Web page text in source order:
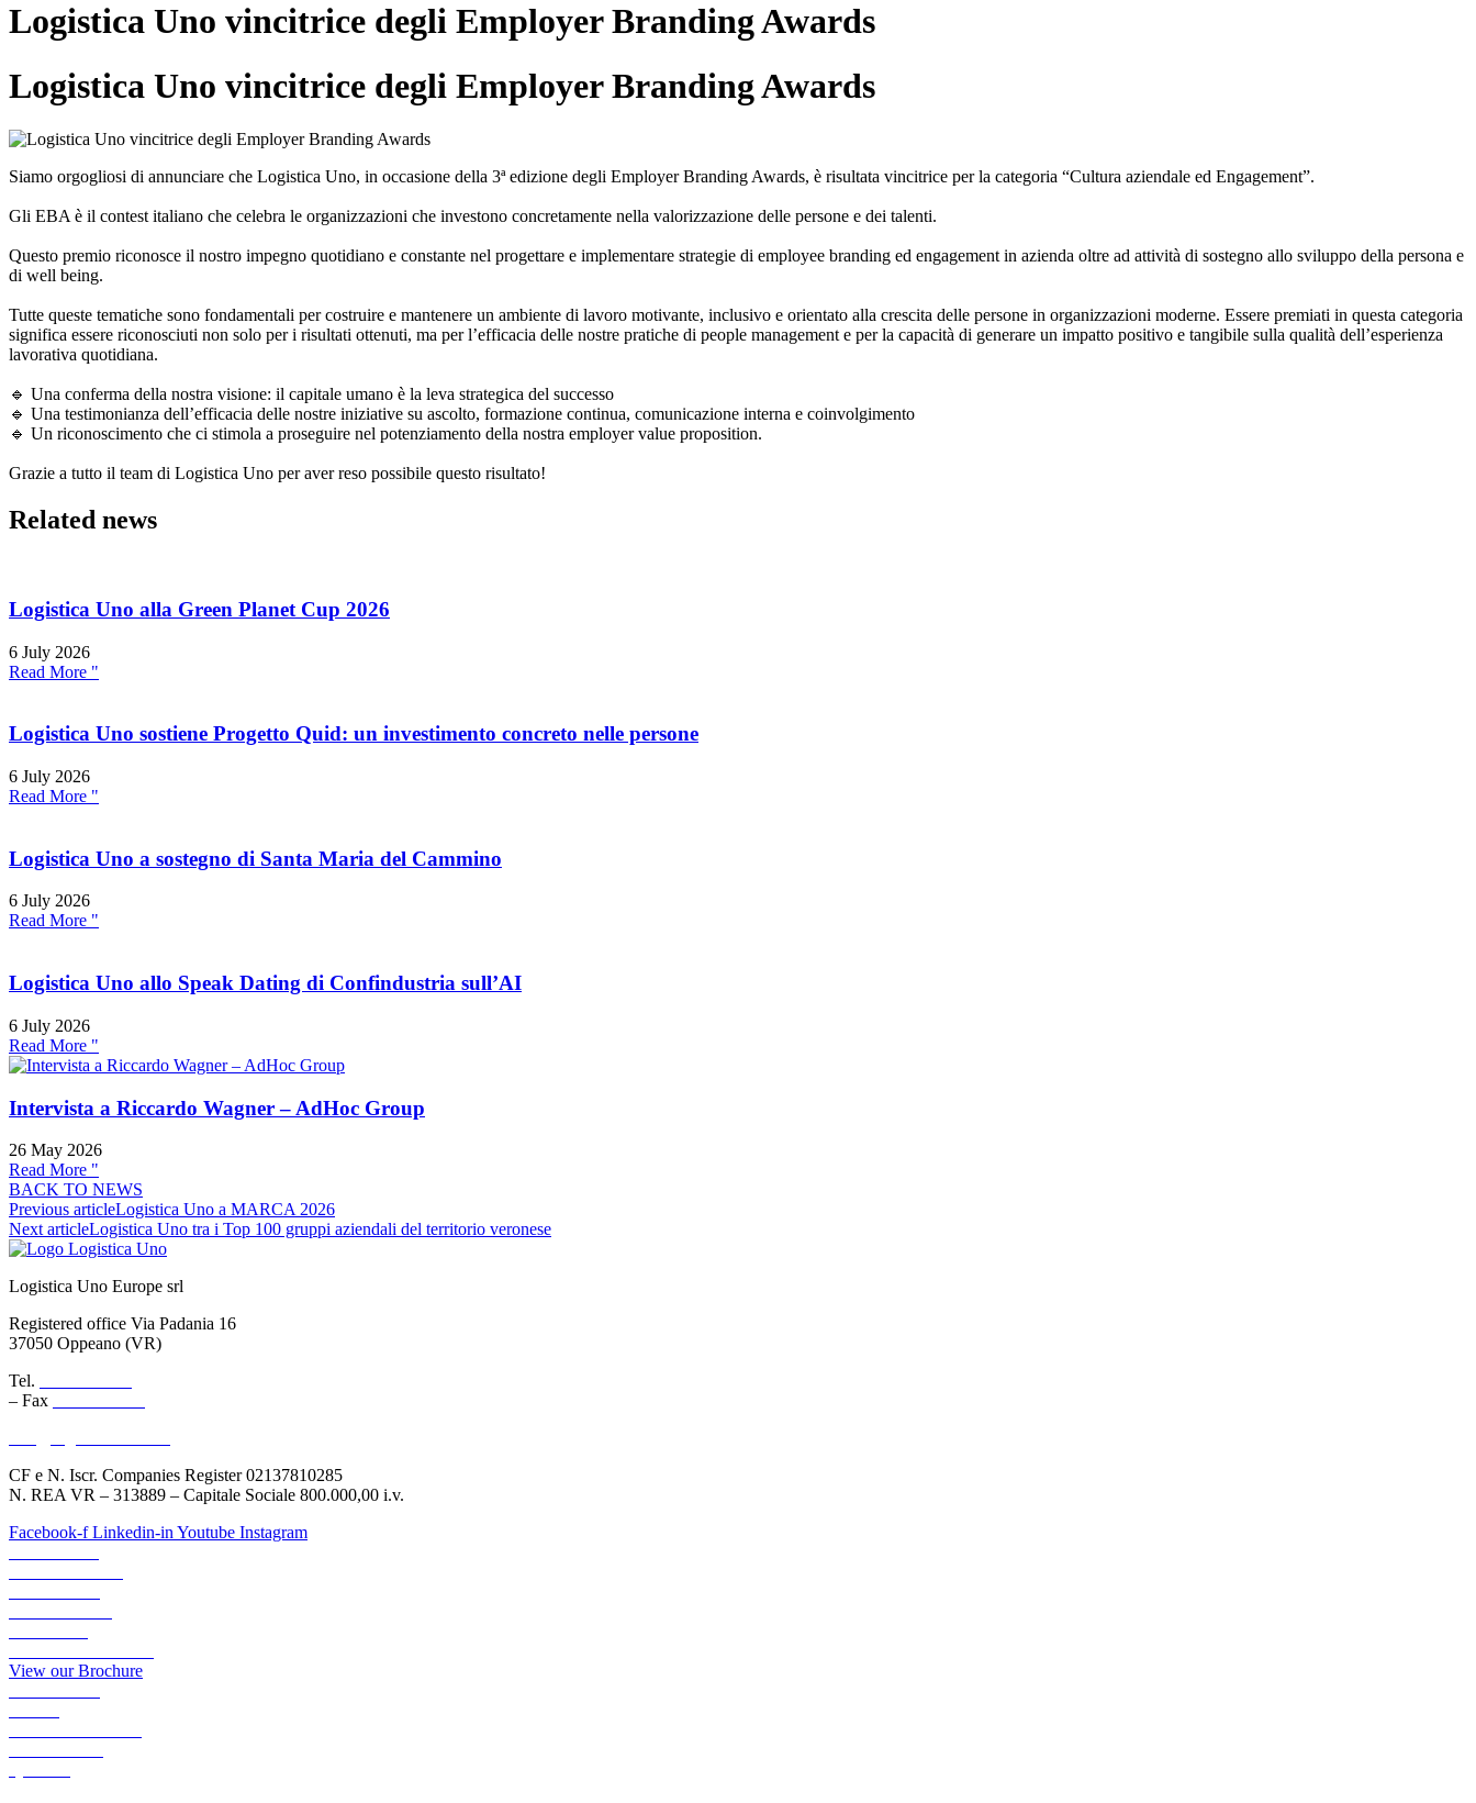
Logistica Uno vincitrice degli Employer Branding Awards
Logistica Uno vincitrice degli Employer Branding Awards
Siamo orgogliosi di annunciare che Logistica Uno, in occasione della 3ª edizione degli Employer Branding Awards, è risultata vincitrice per la categoria “Cultura aziendale ed Engagement”.
Gli EBA è il contest italiano che celebra le organizzazioni che investono concretamente nella valorizzazione delle persone e dei talenti.
Questo premio riconosce il nostro impegno quotidiano e constante nel progettare e implementare strategie di employee branding ed engagement in azienda oltre ad attività di sostegno allo sviluppo della persona e
di well being.
Tutte queste tematiche sono fondamentali per costruire e mantenere un ambiente di lavoro motivante, inclusivo e orientato alla crescita delle persone in organizzazioni moderne. Essere premiati in questa categoria
significa essere riconosciuti non solo per i risultati ottenuti, ma per l’efficacia delle nostre pratiche di people management e per la capacità di generare un impatto positivo e tangibile sulla qualità dell’esperienza
lavorativa quotidiana.
🔹 Una conferma della nostra visione: il capitale umano è la leva strategica del successo
🔹 Una testimonianza dell’efficacia delle nostre iniziative su ascolto, formazione continua, comunicazione interna e coinvolgimento
🔹 Un riconoscimento che ci stimola a proseguire nel potenziamento della nostra employer value proposition.
Grazie a tutto il team di Logistica Uno per aver reso possibile questo risultato!
Related news
Logistica Uno alla Green Planet Cup 2026
6 July 2026
Read More "
Logistica Uno sostiene Progetto Quid: un investimento concreto nelle persone
6 July 2026
Read More "
Logistica Uno a sostegno di Santa Maria del Cammino
6 July 2026
Read More "
Logistica Uno allo Speak Dating di Confindustria sull’AI
6 July 2026
Read More "
Intervista a Riccardo Wagner – AdHoc Group
26 May 2026
Read More "
BACK TO NEWS
Previous articleLogistica Uno a MARCA 2026
Next articleLogistica Uno tra i Top 100 gruppi aziendali del territorio veronese
Logistica Uno Europe srl
Registered office Via Padania 16
37050 Oppeano (VR)
Tel.
– Fax
CF e N. Iscr. Companies Register 02137810285
N. REA VR – 313889 – Capitale Sociale 800.000,00 i.v.
Facebook-f Linkedin-in Youtube Instagram
View our Brochure